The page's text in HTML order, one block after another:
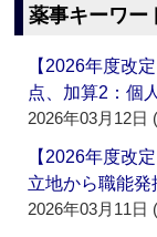
薬事キーワー
【2026年度改
点、加算2：個
2026年03月12日
【2026年度改
立地から職能発
2026年03月11日